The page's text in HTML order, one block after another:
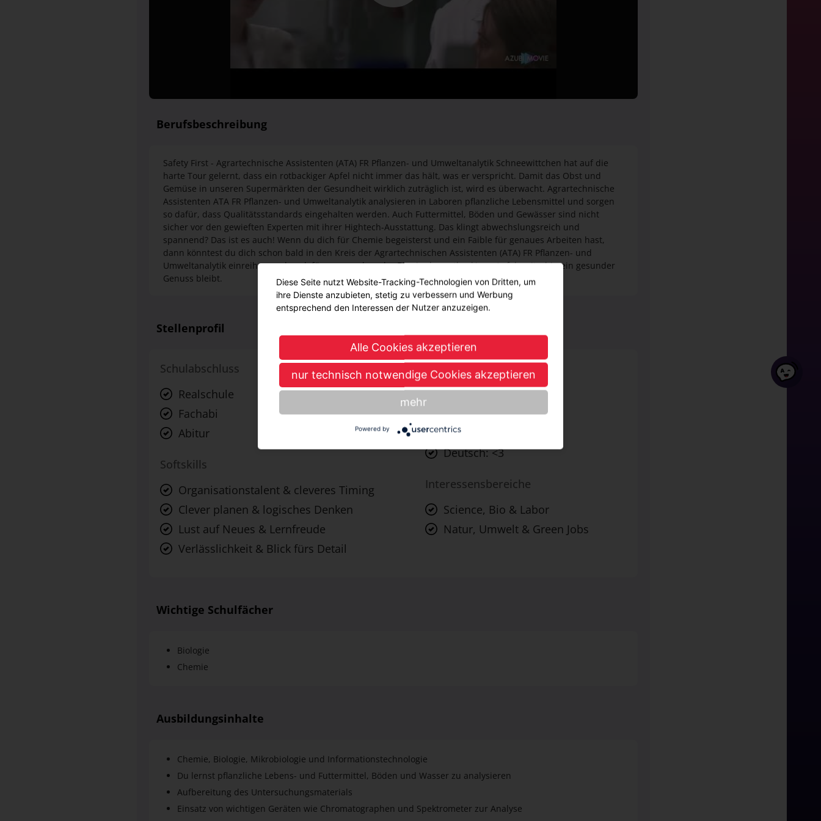
Berufsbeschreibung
Safety First - Agrartechnische Assistenten (ATA) FR Pflanzen- und Umweltanalytik Schneewittchen hat auf die
harte Tour gelernt, dass ein rotbackiger Apfel nicht immer das hält, was er verspricht. Damit das Obst und
Gemüse in unseren Supermärkten der Gesundheit wirklich zuträglich ist, wird es überwacht. Agrartechnische
Assistenten ATA FR Pflanzen- und Umweltanalytik analysieren in Laboren pflanzliche Lebensmittel und sorgen
so dafür, dass Qualitätsstandards eingehalten werden. Auch Futtermittel, Böden und Gewässer sind nicht
sicher vor den gewieften Experten mit ihrer Hightech-Ausstattung. Das klingt abwechslungsreich und
spannend? Das ist es auch! Wenn du dich für Chemie begeisterst und ein Faible für genaues Arbeiten hast,
dann könntest du dich schon bald in den Kreis der Agrartechnischen Assistenten (ATA) FR Pflanzen- und
Umweltanalytik einreihen und so dafür sorgen, dass der Biss in den rotbackigen Apfel weiterhin ein gesunder
Genuss bleibt.
Stellenprofil
Schulabschluss
Realschule
Fachabi
Abitur
Softskills
Organisationstalent & cleveres Timing
Clever planen & logisches Denken
Lust auf Neues & Lernfreude
Verlässlichkeit & Blick fürs Detail
Noten
Durchschnitt: <3
Mathe: <3
Englisch: <3
Deutsch: <3
Interessensbereiche
Science, Bio & Labor
Natur, Umwelt & Green Jobs
Wichtige Schulfächer
Biologie
Chemie
Ausbildungsinhalte
Chemie, Biologie, Mikrobiologie und Informationstechnologie
Du lernst pflanzliche Lebens- und Futtermittel, Böden und Wasser zu analysieren
Aufbereitung des Untersuchungsmaterials
Einsatz von wichtigen Geräten wie Chromatographen und Spektrometer zur Analyse
Diese Seite nutzt Website-Tracking-Technologien von Dritten, um
ihre Dienste anzubieten, stetig zu verbessern und Werbung
entsprechend den Interessen der Nutzer anzuzeigen.
Alle Cookies akzeptieren
nur technisch notwendige Cookies akzeptieren
mehr
Powered by